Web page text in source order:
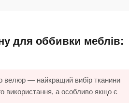
для оббивки меблів:
велюр — найкращий вибір тканини
використання, а особливо якщо є